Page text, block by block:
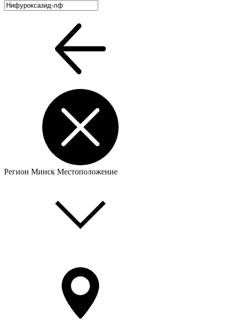
Регион Минск Местоположение